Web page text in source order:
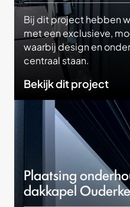
Bij dit project hebben
met een exclusieve,
waarbij design en
centraal staan.
Bekijk dit project
Plaatsing
dakkapel